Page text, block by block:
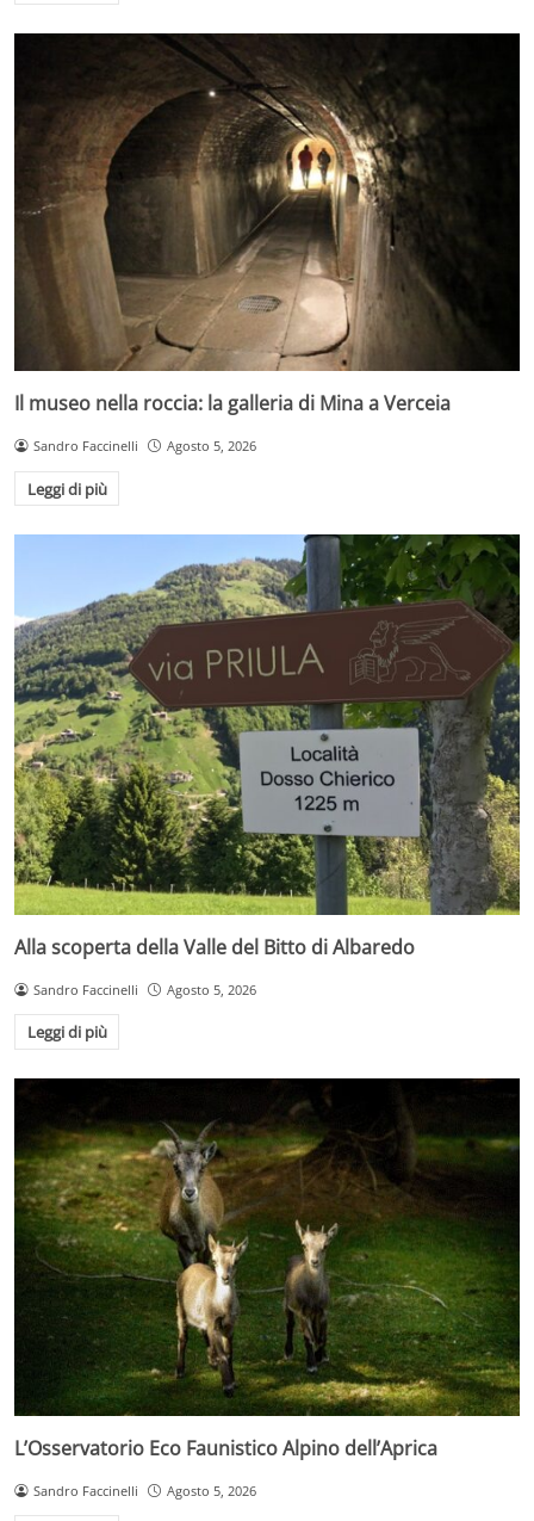
Il museo nella roccia: la galleria di Mina a Verceia
Sandro Faccinelli Agosto 5, 2026
Leggi di più
Alla scoperta della Valle del Bitto di Albaredo
Sandro Faccinelli Agosto 5, 2026
Leggi di più
L’Osservatorio Eco Faunistico Alpino dell’Aprica
Sandro Faccinelli Agosto 5, 2026